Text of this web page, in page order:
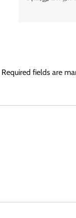
Required fields are